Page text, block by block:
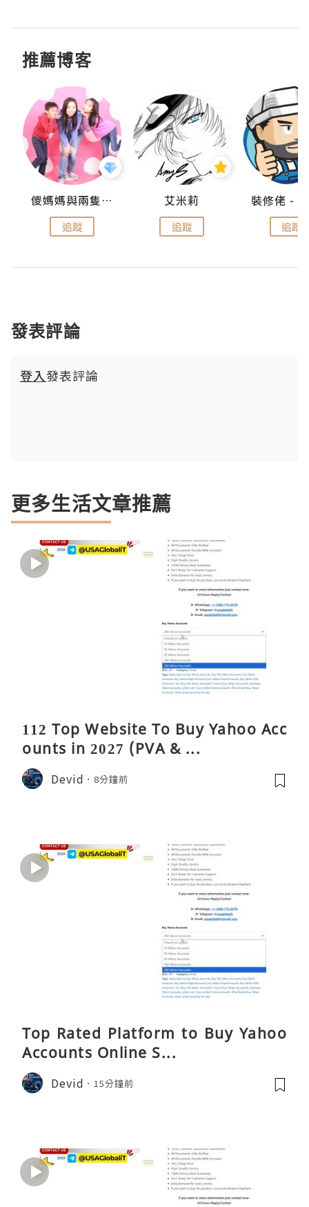
推薦博客
儍媽媽與兩隻小魔怪之家
追蹤
艾米莉
追蹤 追蹤
發表評論
登入發表評論
更多生活文章推薦
112 Top Website To Buy Yahoo Acc
ounts in 2027 (PVA & ...
Devid 8分鐘前
Top Rated Platform to Buy Yahoo
Accounts Online S...
Devid 15分鐘前